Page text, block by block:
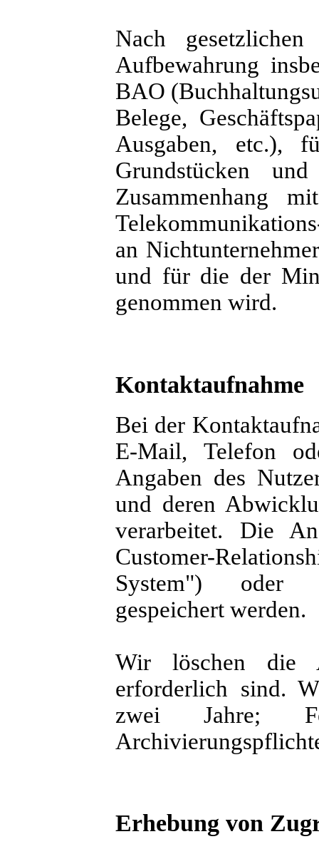
Nach
Aufbewahrung
BAO
Belege,
Ausgaben, etc.),
Grundstücken
Zusammenhang
an
und für die der
genommen wird.
Kontaktaufnahme
Bei der
E-Mail, Telefon
Angaben des
und deren
verarbeitet. Die
Customer-
System") oder
gespeichert werden.
Wir löschen die
erforderlich sind.
zwei Jahre;
Erhebung von